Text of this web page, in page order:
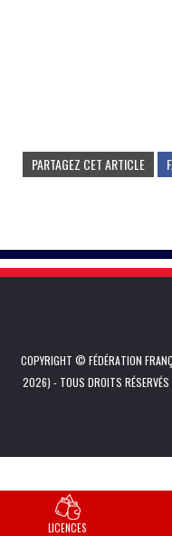
PARTAGEZ CET ARTICLE
COPYRIGHT © FÉDÉRATION
2026) - TOUS DROITS
LICENCES